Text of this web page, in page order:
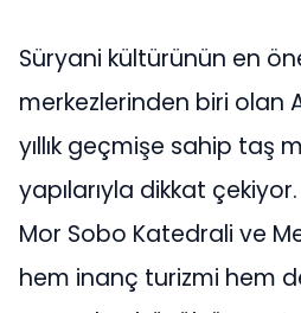
Süryani kültürünün en
merkezlerinden biri olan
yıllık geçmişe sahip taş
yapılarıyla dikkat
Mor Sobo Katedrali ve
hem inanç turizmi hem